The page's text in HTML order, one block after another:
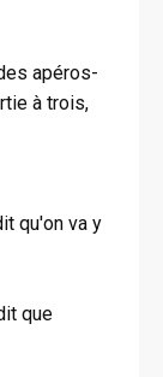
apéros-
à trois,
qu'on va y
que